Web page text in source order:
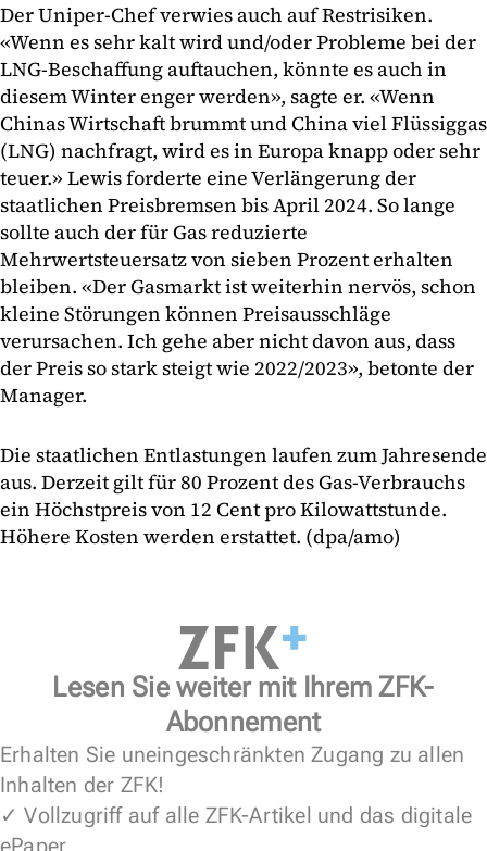
Der Uniper-Chef verwies auch auf Restrisiken.
«Wenn es sehr kalt wird und/oder Probleme bei der
LNG-Beschaffung auftauchen, könnte es auch in
diesem Winter enger werden», sagte er. «Wenn
Chinas Wirtschaft brummt und China viel Flüssiggas
(LNG) nachfragt, wird es in Europa knapp oder sehr
teuer.» Lewis forderte eine Verlängerung der
staatlichen Preisbremsen bis April 2024. So lange
sollte auch der für Gas reduzierte
Mehrwertsteuersatz von sieben Prozent erhalten
bleiben. «Der Gasmarkt ist weiterhin nervös, schon
kleine Störungen können Preisausschläge
verursachen. Ich gehe aber nicht davon aus, dass
der Preis so stark steigt wie 2022/2023», betonte der
Manager.
Die staatlichen Entlastungen laufen zum Jahresende
aus. Derzeit gilt für 80 Prozent des Gas-Verbrauchs
ein Höchstpreis von 12 Cent pro Kilowattstunde.
Höhere Kosten werden erstattet. (dpa/amo)
Lesen Sie weiter mit Ihrem ZFK-
Abonnement
Erhalten Sie uneingeschränkten Zugang zu allen
Inhalten der ZFK!
✓ Vollzugriff auf alle ZFK-Artikel und das digitale